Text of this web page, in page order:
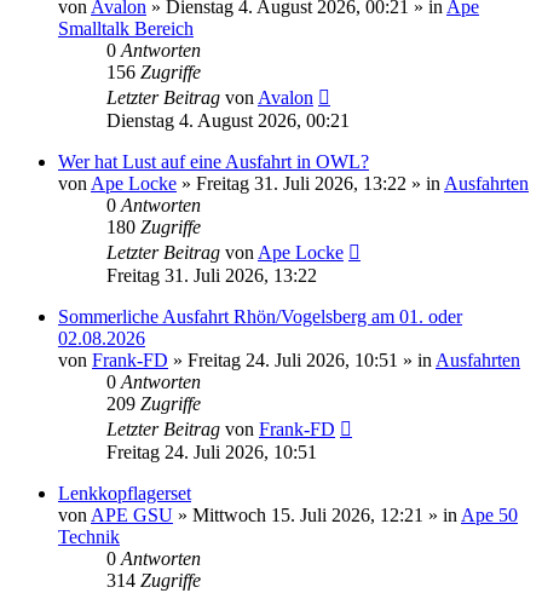
von Avalon » Dienstag 4. August 2026, 00:21 » in Ape
Smalltalk Bereich
0 Antworten
156 Zugriffe
Letzter Beitrag von Avalon
Dienstag 4. August 2026, 00:21
Wer hat Lust auf eine Ausfahrt in OWL?
von Ape Locke » Freitag 31. Juli 2026, 13:22 » in Ausfahrten
0 Antworten
180 Zugriffe
Letzter Beitrag von Ape Locke
Freitag 31. Juli 2026, 13:22
Sommerliche Ausfahrt Rhön/Vogelsberg am 01. oder
02.08.2026
von Frank-FD » Freitag 24. Juli 2026, 10:51 » in Ausfahrten
0 Antworten
209 Zugriffe
Letzter Beitrag von Frank-FD
Freitag 24. Juli 2026, 10:51
Lenkkopflagerset
von APE GSU » Mittwoch 15. Juli 2026, 12:21 » in Ape 50
Technik
0 Antworten
314 Zugriffe